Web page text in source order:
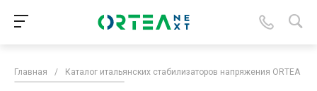
Главная / Каталог итальянских стабилизаторов напряжения ORTEA